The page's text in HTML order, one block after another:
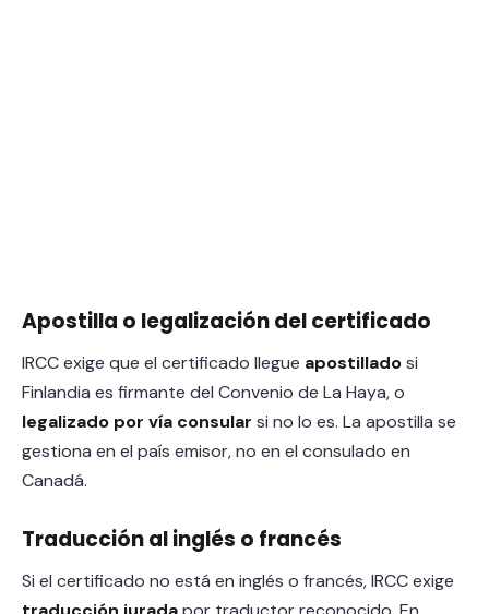
Apostilla o legalización del certificado
IRCC exige que el certificado llegue apostilladosi
Finlandia es firmante del Convenio de La Haya, o
legalizado por vía consular si no lo es. La apostilla se
gestiona en el país emisor, no en el consulado en
Canadá.
Traducción al inglés o francés
Si el certificado no está en inglés o francés, IRCC exige